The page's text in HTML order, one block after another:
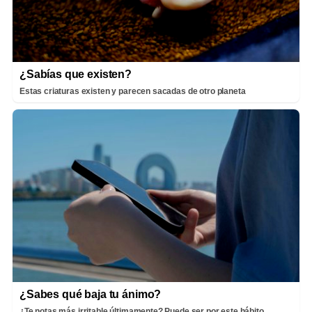
¿Sabías que existen?
Estas criaturas existen y parecen sacadas de otro planeta
¿Sabes qué baja tu ánimo?